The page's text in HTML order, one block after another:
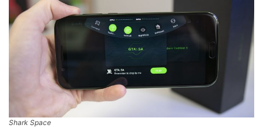
Shark Space